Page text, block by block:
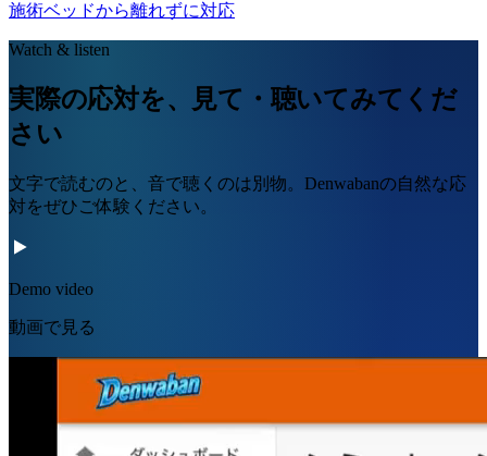
施術ベッドから離れずに対応
Watch & listen
実際の応対を、見て・聴いてみてくだ
さい
文字で読むのと、音で聴くのは別物。Denwabanの自然な応
対をぜひご体験ください。
Demo video
動画で見る